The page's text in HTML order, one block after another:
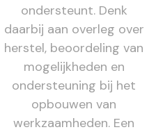
ondersteunt. Denk
daarbij aan overleg over
herstel, beoordeling van
mogelijkheden en
ondersteuning bij het
opbouwen van
werkzaamheden. Een